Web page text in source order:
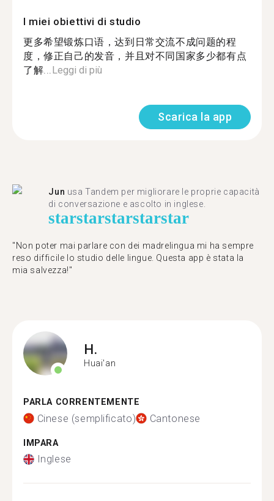
I miei obiettivi di studio
更多希望锻炼口语，达到日常交流不成问题的程
度，修正自己的发音，并且对不同国家多少都有点
了解...Leggi di più
Scarica la app
Jun usa Tandem per migliorare le proprie capacità
di conversazione e ascolto in inglese.
starstarstarstarstar
"Non poter mai parlare con dei madrelingua mi ha sempre
reso difficile lo studio delle lingue. Questa app è stata la
mia salvezza!"
H.
Huai'an
PARLA CORRENTEMENTE
Cinese (semplificato) Cantonese
IMPARA
Inglese